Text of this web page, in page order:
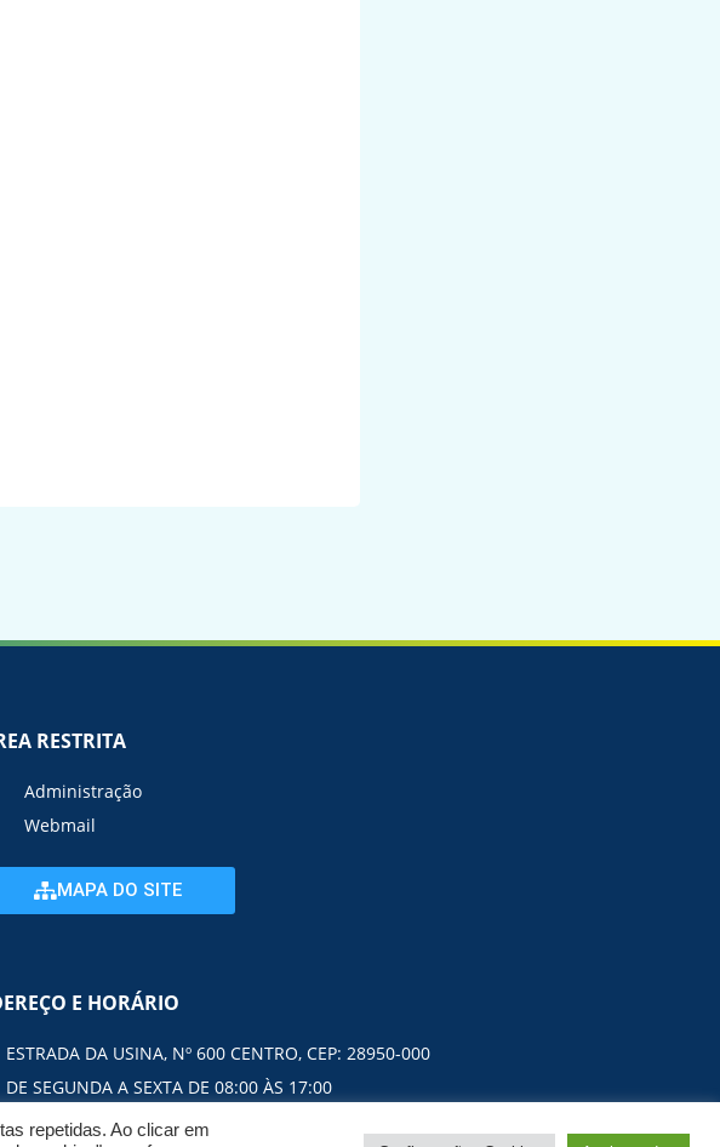
RESTRITA
Administração
Webmail
MAPA DO SITE
E HORÁRIO
ESTRADA DA USINA, Nº 600 CENTRO, CEP: 28950-000
DE SEGUNDA A SEXTA DE 08:00 ÀS 17:00
repetidas. Ao clicar em